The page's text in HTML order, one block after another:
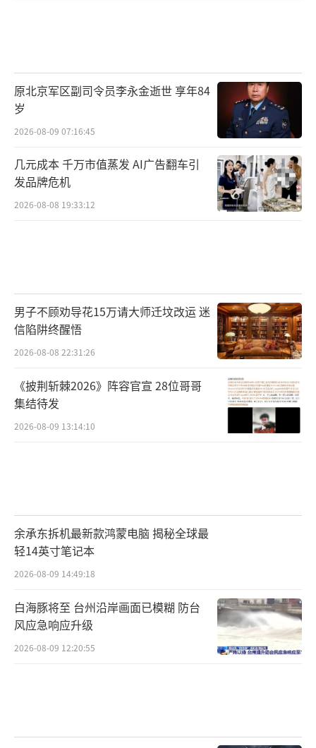
原北京军区副司令员李永金逝世 享年84
岁
2026-08-09 07:16:45
几元成本 千万市值蒸发 AI广告翻车引
发品牌危机
2026-08-08 19:33:12
男子不顾劝导花15万请大师迁坟改运 迷
信陷阱终醒悟
2026-08-08 22:31:26
《披荆斩棘2026》阵容官宣 28位哥哥
集结待发
2026-08-09 13:14:10
余承东拆机最新款鸿蒙电脑 揭秘全球最
轻14英寸笔记本
2026-08-09 14:49:18
白海豚将至 台州沿岸画面已模糊 防台
风应急响应升级
2026-08-09 12:20:55